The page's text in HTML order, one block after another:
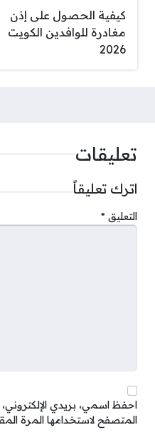
كيفية الحصول على إذن
مغادرة للوافدين الكويت
2026
تعليقات
اترك تعليقاً
التعليق *
احفظ اسمي، بريدي
المتصفح لاستخدامها المرة